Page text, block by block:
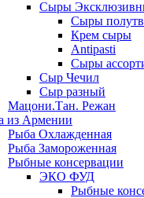
Сыры
Сыры
Крем сыры
Antipasti
Сыры
Сыр Чечил
Сыр разный
Мацони.Тан. Режан
из Армении
Рыба Охлажденная
Рыба Замороженная
Рыбные консервации
ЭКО ФУД
Рыбные